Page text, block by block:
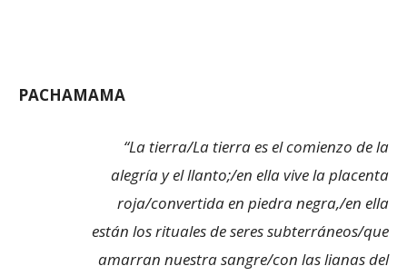
PACHAMAMA
“La tierra/La tierra es el comienzo de la
alegría y el llanto;/en ella vive la placenta
roja/convertida en piedra negra,/en ella
están los rituales de seres subterráneos/que
amarran nuestra sangre/con las lianas del